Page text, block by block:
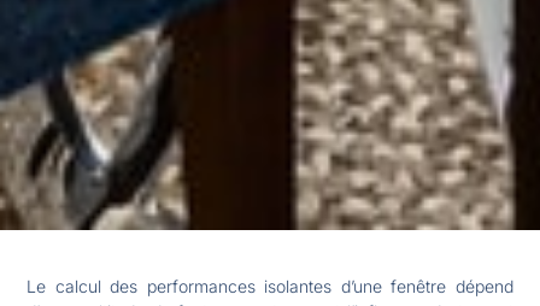
Le calcul des performances isolantes d’une fenêtre dépend